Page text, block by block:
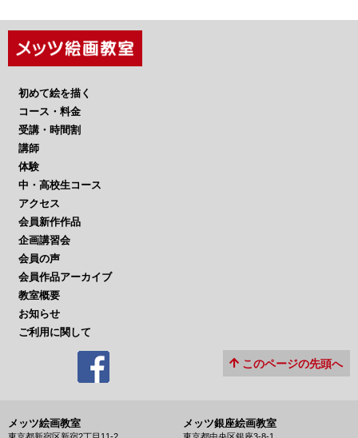
初めて絵を描く
コース・料金
受講・時間割
講師
体験
中・高校生コース
アクセス
会員新作作品
企画講習会
会員の声
会員作品アーカイブ
教室概要
お知らせ
ご利用に関して
このページの先頭へ
メッツ絵画教室 メッツ銀座絵画教室